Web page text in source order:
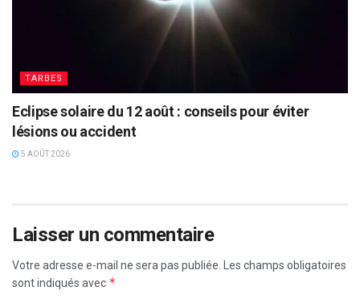
TARBES
Eclipse solaire du 12 août : conseils pour éviter
lésions ou accident
5 AOÛT 2026
Laisser un commentaire
Votre adresse e-mail ne sera pas publiée.
Les champs obligatoires
sont indiqués avec *